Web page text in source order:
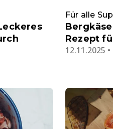
Für alle
Rezept
12.11.2025